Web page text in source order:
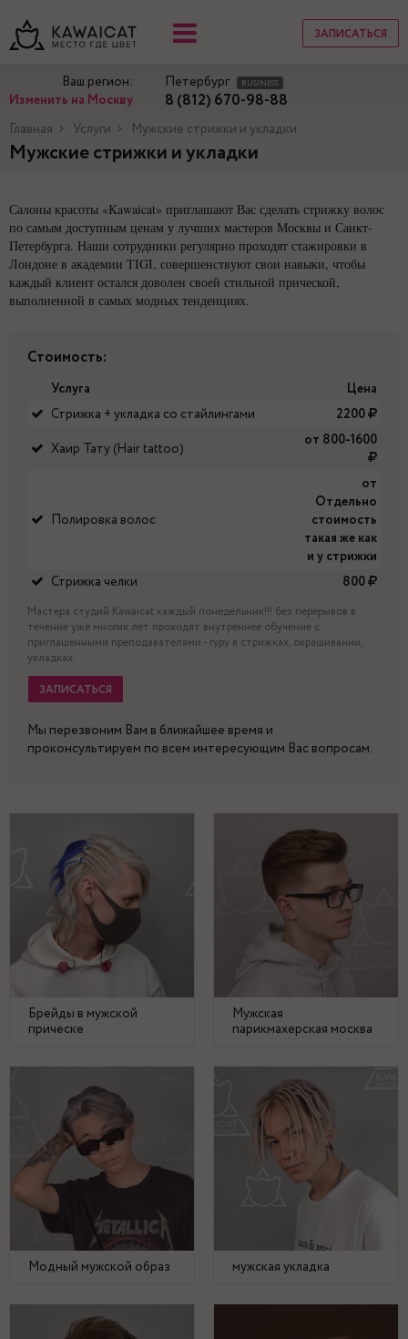
ЗАПИСАТЬСЯ
Ваш регион:
Изменить на Москву
Петербург BUSINESS
8 (812) 670-98-88
Главная Услуги Мужские стрижки и укладки
Мужские стрижки и укладки
Салоны красоты «Kawaicat» приглашают Вас сделать стрижку волос
по самым доступным ценам у лучших мастеров Москвы и Санкт-
Петербурга. Наши сотрудники регулярно проходят стажировки в
Лондоне в академии TIGI, совершенствуют свои навыки, чтобы
каждый клиент остался доволен своей стильной прической,
выполненной в самых модных тенденциях.
Стоимость:
Услуга
Цена
Стрижка + укладка со стайлингами
2200
Хаир Тату (Hair tattoo)
от 800-1600
Полировка волос
от
Отдельно
стоимость
такая же как
и у стрижки
Стрижка челки
800
Мастера студий Kawaicat каждый понедельник!!! без перерывов в
течение уже многих лет проходят внутреннее обучение с
приглашенными преподавателями - гуру в стрижках, окрашивании,
укладках.
ЗАПИСАТЬСЯ
Мы перезвоним Вам в ближайшее время и
проконсультируем по всем интересующим Вас вопросам.
Брейды в мужской
прическе
Мужская
парикмахерская москва
Модный мужской образ мужская укладка